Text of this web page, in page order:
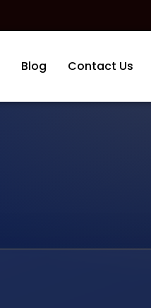
Blog Contact Us